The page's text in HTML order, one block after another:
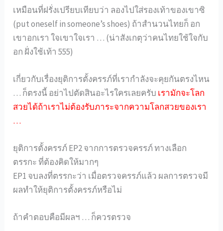
เหมือนที่ฝรั่งเปรียบเทียบว่า ลองไปใส่รองเท้าของเขาซิ
(put oneself in someone’s shoes) ถ้าสำนวนไทยก็ อก
เขาอกเรา ใจเขาใจเรา … (น่าสังเกตุว่าคนไทยใช้ใจกับ
อก ฝั่งใช้เท้า 555)
เกี่ยวกับเรื่องยุติการตั้งครรภ์ที่เรากำลังจะคุยกันตรงไหน
… ก็ตรงนี้ อย่าไปตัดสินอะไรใครเลยครับ เรามักจะโลก
สวยได้ถ้าเราไม่ต้องรับภาระจากความโลกสวยของเรา
…
ยุติการตั้งครรภ์ EP2 จากการตรวจครรภ์ ทางเลือก
ตรรกะ ที่ต้องคิดให้มากๆ
EP1 จบลงที่ตรรกะว่า เมื่อตรวจครรภ์แล้ว ผลการตรวจมี
ผลทำให้ยุติการตั้งครรภ์หรือไม่
ถ้าคำตอบคือมีผลฯ … ก็ควรตรวจ